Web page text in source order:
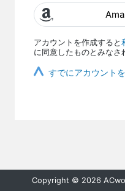
アカウントを作成すると
に同意したものとみなさ
すでにアカウント
Copyright © 2026